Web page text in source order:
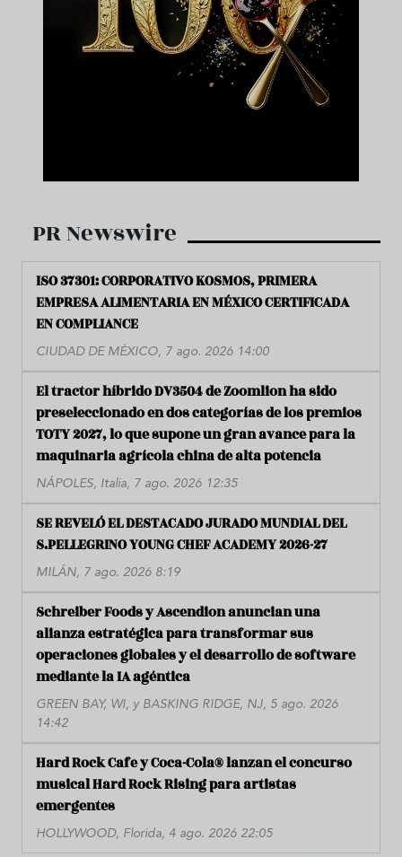
PR Newswire
ISO 37301: CORPORATIVO KOSMOS, PRIMERA
EMPRESA ALIMENTARIA EN MÉXICO CERTIFICADA
EN COMPLIANCE
CIUDAD DE MÉXICO, 7 ago. 2026 14:00
El tractor híbrido DV3504 de Zoomlion ha sido
preseleccionado en dos categorías de los premios
TOTY 2027, lo que supone un gran avance para la
maquinaria agrícola china de alta potencia
NÁPOLES, Italia, 7 ago. 2026 12:35
SE REVELÓ EL DESTACADO JURADO MUNDIAL DEL
S.PELLEGRINO YOUNG CHEF ACADEMY 2026-27
MILÁN, 7 ago. 2026 8:19
Schreiber Foods y Ascendion anuncian una
alianza estratégica para transformar sus
operaciones globales y el desarrollo de software
mediante la IA agéntica
GREEN BAY, WI, y BASKING RIDGE, NJ, 5 ago. 2026
14:42
Hard Rock Cafe y Coca-Cola® lanzan el concurso
musical Hard Rock Rising para artistas
emergentes
HOLLYWOOD, Florida, 4 ago. 2026 22:05